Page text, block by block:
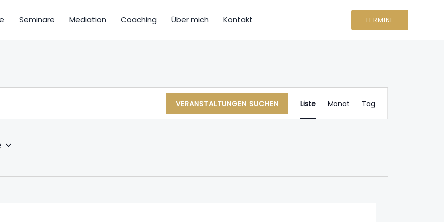
Seminare Mediation Coaching Über mich Kontakt TERMINE
VERANSTALTUNGEN SUCHEN
Ansichten-
Navigation
Liste Monat Tag